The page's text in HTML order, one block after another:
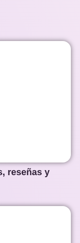
reseñas y